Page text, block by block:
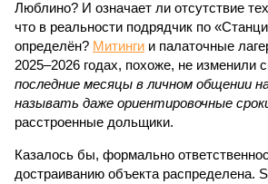
Люблино? И означает ли отсутствие
что в реальности подрядчик по
определён? Митинги и палаточные
2025–2026 годах, похоже, не изменили
последние месяцы в личном общении
называть даже ориентировочные
расстроенные дольщики.
Казалось бы, формально
достраиванию объекта распределена.